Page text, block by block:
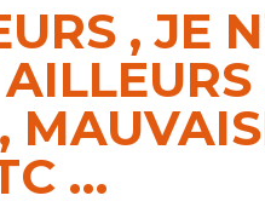
, JE
…